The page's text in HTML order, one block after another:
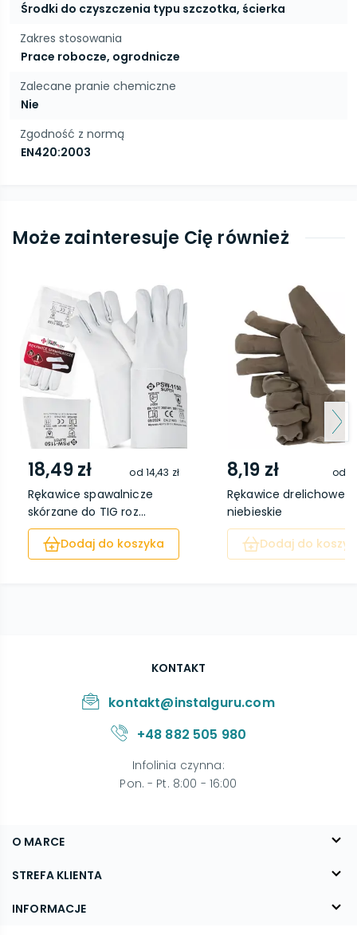
Środki do czyszczenia typu szczotka, ścierka
Zakres stosowania
Prace robocze, ogrodnicze
Zalecane pranie chemiczne
Nie
Zgodność z normą
EN420:2003
Może zainteresuje Cię również
18,49 zł od 14,43 zł
Rękawice spawalnicze
skórzane do TIG roz...
Dodaj do koszyka
8,19 zł od
Rękawice drelichowe
niebieskie
Dodaj do
O MARCE
O nas
Blog
STREFA KLIENTA
FAQ
INFORMACJE
KONTAKT
kontakt@instalguru.com
+48 882 505 980
Infolinia czynna:
Pon. - Pt. 8:00 - 16:00